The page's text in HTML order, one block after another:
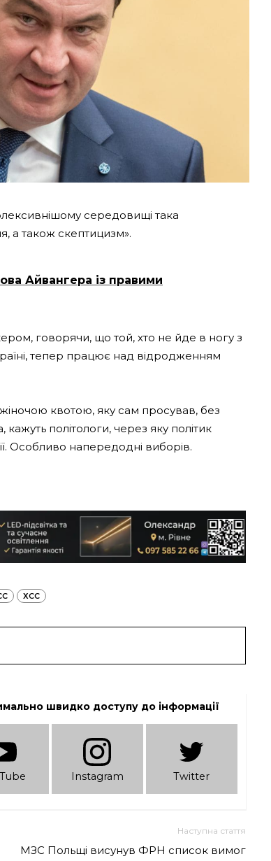
середовищі така
а також скептицизм».
Айвангера із правими
говорячи, що той, хто не йде в ногу з
тепер працює над відродженням
квотою, яку сам просував, без
політологи, через яку політик
Особливо напередодні виборів.
ХСС
швидко доступу до інформації
Instagram Twitter
Наступна стаття
МЗС Польщі висунув ФРН список вимог